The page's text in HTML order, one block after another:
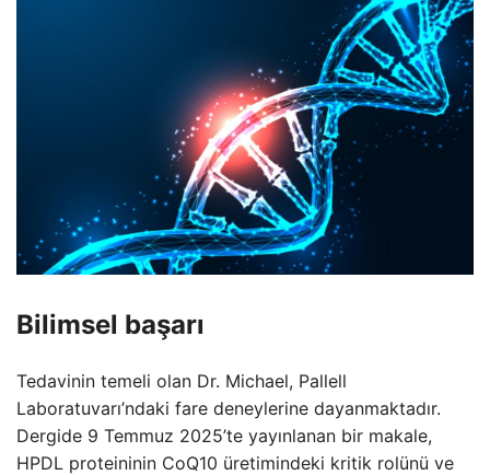
Bilimsel başarı
Tedavinin temeli olan Dr. Michael, Pallell
Laboratuvarı’ndaki fare deneylerine dayanmaktadır.
Dergide 9 Temmuz 2025’te yayınlanan bir makale,
HPDL proteininin CoQ10 üretimindeki kritik rolünü ve